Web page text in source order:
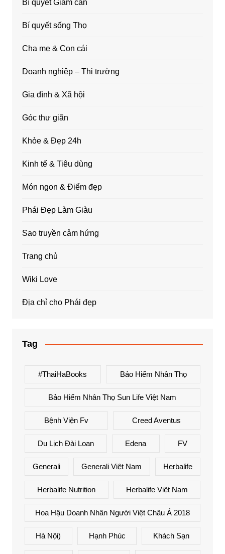
Bí quyết Giảm cân
Bí quyết sống Thọ
Cha mẹ & Con cái
Doanh nghiệp – Thị trường
Gia đình & Xã hội
Góc thư giãn
Khỏe & Đẹp 24h
Kinh tế & Tiêu dùng
Món ngon & Điểm đẹp
Phái Đẹp Làm Giàu
Sao truyền cảm hứng
Trang chủ
Wiki Love
Địa chỉ cho Phái đẹp
Tag
#ThaiHaBooks Bảo Hiểm Nhân Thọ
Bảo Hiểm Nhân Thọ Sun Life Việt Nam
Bệnh Viện Fv Creed Aventus
Du Lịch Đài Loan Edena FV
Generali Generali Việt Nam Herbalife
Herbalife Nutrition Herbalife Việt Nam
Hoa Hậu Doanh Nhân Người Việt Châu Á 2018
Hà Nội) Hạnh Phúc Khách Sạn